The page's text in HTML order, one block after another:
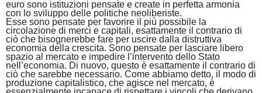
euro sono istituzioni pensate e create in perfetta armonia
con lo sviluppo delle politiche neoliberiste.
Esse sono pensate per favorire il più possibile la
circolazione di merci e capitali, esattamente il contrario di
ciò che bisognerebbe fare per uscire dalla distruttiva
economia della crescita. Sono pensate per lasciare libero
spazio al mercato e impedire l’intervento dello Stato
nell’economia. Di nuovo, questo è esattamente il contrario di
ciò che sarebbe necessario. Come abbiamo detto, il modo di
produzione capitalistico, che agisce nel mercato, è